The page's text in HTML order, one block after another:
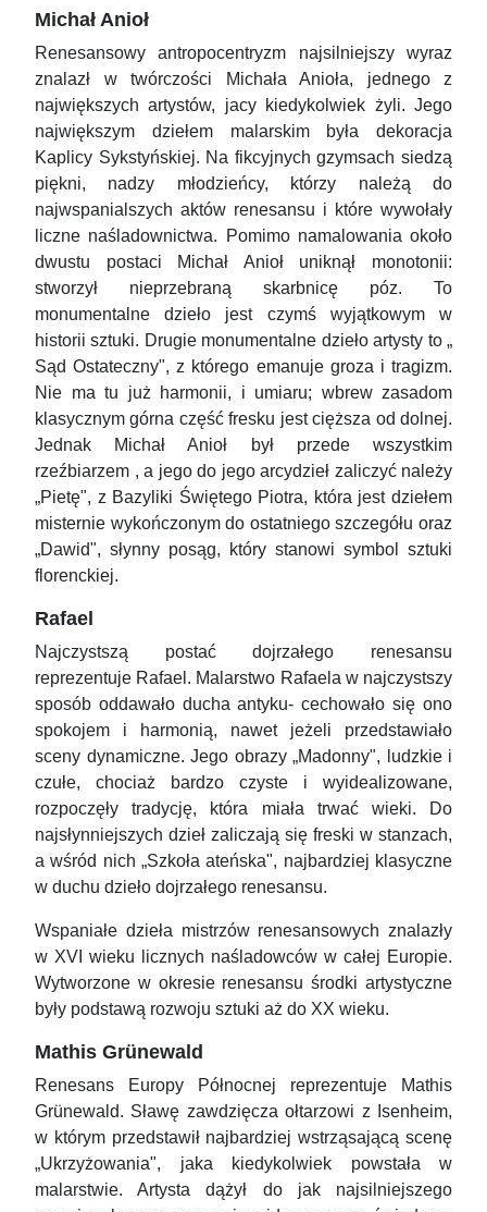
Michał Anioł
Renesansowy antropocentryzm najsilniejszy wyraz
znalazł w twórczości Michała Anioła, jednego z
największych artystów, jacy kiedykolwiek żyli. Jego
największym dziełem malarskim była dekoracja
Kaplicy Sykstyńskiej. Na fikcyjnych gzymsach siedzą
piękni, nadzy młodzieńcy, którzy należą do
najwspanialszych aktów renesansu i które wywołały
liczne naśladownictwa. Pomimo namalowania około
dwustu postaci Michał Anioł uniknął monotonii:
stworzył nieprzebraną skarbnicę póz. To
monumentalne dzieło jest czymś wyjątkowym w
historii sztuki. Drugie monumentalne dzieło artysty to „
Sąd Ostateczny", z którego emanuje groza i tragizm.
Nie ma tu już harmonii, i umiaru; wbrew zasadom
klasycznym górna część fresku jest cięższa od dolnej.
Jednak Michał Anioł był przede wszystkim
rzeźbiarzem , a jego do jego arcydzieł zaliczyć należy
„Pietę", z Bazyliki Świętego Piotra, która jest dziełem
misternie wykończonym do ostatniego szczegółu oraz
„Dawid", słynny posąg, który stanowi symbol sztuki
florenckiej.
Rafael
Najczystszą postać dojrzałego renesansu
reprezentuje Rafael. Malarstwo Rafaela w najczystszy
sposób oddawało ducha antyku- cechowało się ono
spokojem i harmonią, nawet jeżeli przedstawiało
sceny dynamiczne. Jego obrazy „Madonny", ludzkie i
czułe, chociaż bardzo czyste i wyidealizowane,
rozpoczęły tradycję, która miała trwać wieki. Do
najsłynniejszych dzieł zaliczają się freski w stanzach,
a wśród nich „Szkoła ateńska", najbardziej klasyczne
w duchu dzieło dojrzałego renesansu.
Wspaniałe dzieła mistrzów renesansowych znalazły
w XVI wieku licznych naśladowców w całej Europie.
Wytworzone w okresie renesansu środki artystyczne
były podstawą rozwoju sztuki aż do XX wieku.
Mathis Grünewald
Renesans Europy Północnej reprezentuje Mathis
Grünewald. Sławę zawdzięcza ołtarzowi z Isenheim,
w którym przedstawił najbardziej wstrząsającą scenę
„Ukrzyżowania", jaka kiedykolwiek powstała w
malarstwie. Artysta dążył do jak najsilniejszego